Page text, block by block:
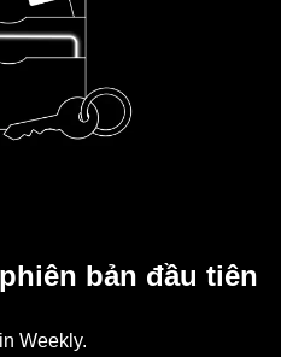
bản đầu tiên
Weekly.